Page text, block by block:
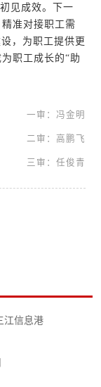
见成效。下一
准对接职工需
，为职工提供更
职工成长的“助
一审：冯金明
二审：高鹏飞
三审：任俊青
江信息港